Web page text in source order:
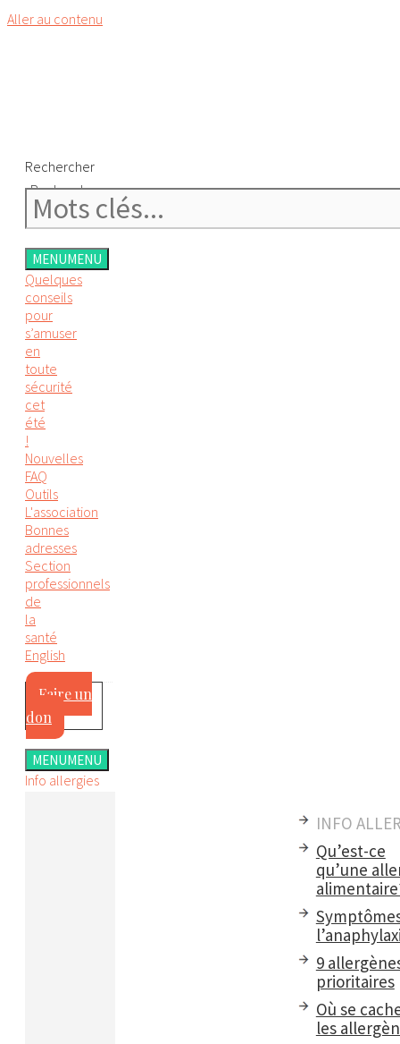
Aller au contenu
Rechercher
Rechercher
MENUMENU
Quelques
conseils
pour
s’amuser
en
toute
sécurité
cet
été
!
Nouvelles
FAQ
Outils
L'association
Bonnes
adresses
Section
professionnels
de
la
santé
English
Faire un
don
MENUMENU
Info allergies
INFO
Qu’est-ce
qu’une
9
prioritaires
Où se
les